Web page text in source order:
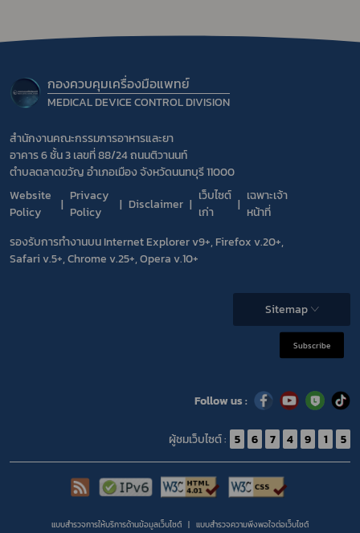
กองควบคุมเครื่องมือแพทย์
MEDICAL DEVICE CONTROL DIVISION
สำนักงานคณะกรรมการอาหารและยา
อาคาร 6 ชั้น 3 เลขที่ 88/24 ถนนติวานนท์
ตำบลตลาดขวัญ อำเภอเมือง จังหวัดนนทบุรี 11000
Website
Policy
Privacy
Policy
Disclaimer
เว็บไซต์
เก่า
เฉพาะเจ้า
หน้าที่
รองรับการทำงานบน Internet Explorer v9+, Firefox v.20+,
Safari v.5+, Chrome v.25+, Opera v.10+
Sitemap
Subscribe
Follow us :
ผู้ชมเว็บไซต์ : 5 6 7 4 9 1 5
แบบสำรวจการให้บริการด้านข้อมูลเว็บไซต์ แบบสำรวจความพีงพอใจต่อเว็บไซต์